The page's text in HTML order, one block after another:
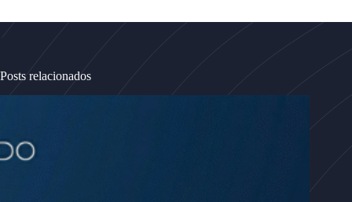
Posts relacionados